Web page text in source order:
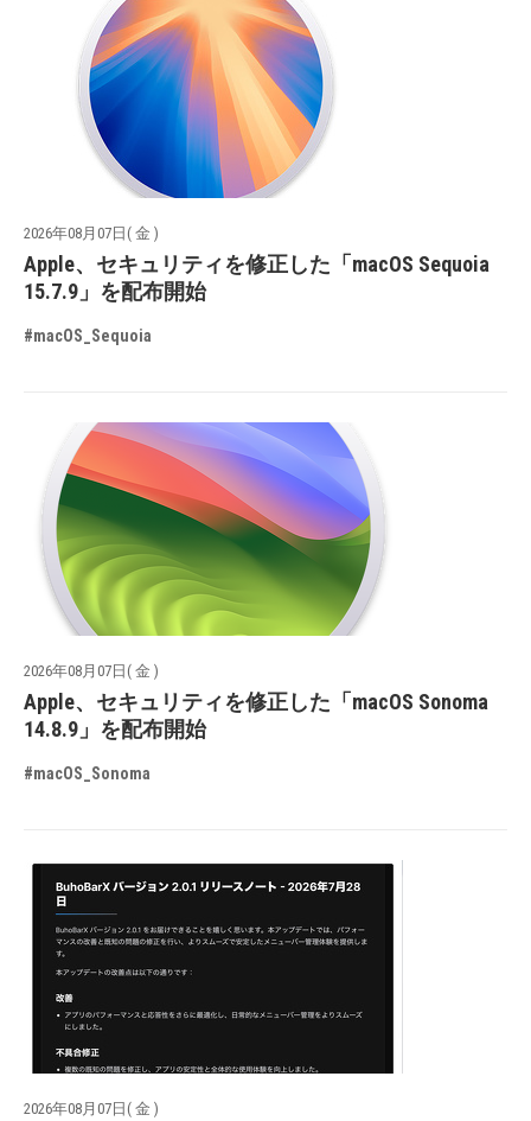
2026年08月07日( 金 )
Apple、セキュリティを修正した「macOS Sequoia
15.7.9」を配布開始
#macOS_Sequoia
2026年08月07日( 金 )
Apple、セキュリティを修正した「macOS Sonoma
14.8.9」を配布開始
#macOS_Sonoma
2026年08月07日( 金 )